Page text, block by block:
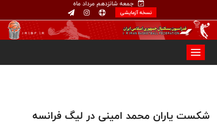
جمعه شانزدهم مرداد ماه
نسخه آزمایشی
شکست یاران محمد امینی در لیگ فرانسه